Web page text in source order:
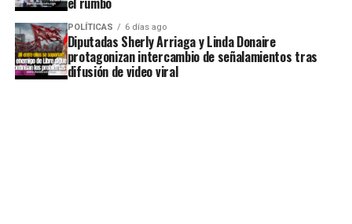
POLÍTICAS 6 días ago
Diputadas Sherly Arriaga y Linda Donaire
protagonizan intercambio de señalamientos tras
difusión de video viral